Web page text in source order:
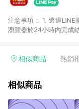
注意事項： 1. 透過LINE
瀏覽器於24小時內完成
單，皆不在點數回饋範
球嚴選、商城、專案商
回饋。 5. 點數回饋會扣
相似商品 熱銷
相似商品